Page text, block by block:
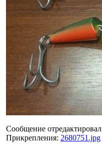
Сообщение отредактировал
Прикрепления: 2680751.jpg